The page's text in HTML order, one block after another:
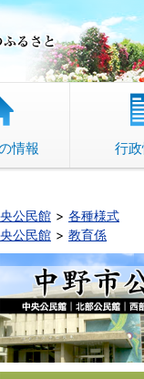
中野市 「
情報 行
公民館
各種様式
公民館 教育係